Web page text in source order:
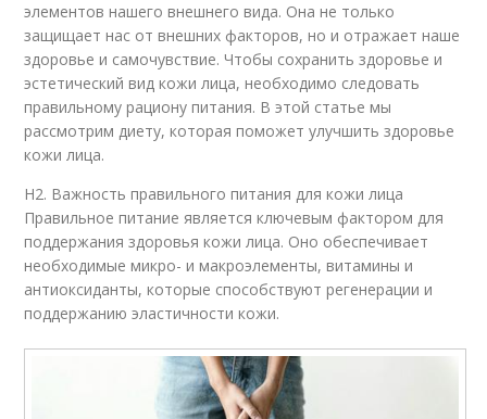
элементов нашего внешнего вида. Она не только
защищает нас от внешних факторов, но и отражает наше
здоровье и самочувствие. Чтобы сохранить здоровье и
эстетический вид кожи лица, необходимо следовать
правильному рациону питания. В этой статье мы
рассмотрим диету, которая поможет улучшить здоровье
кожи лица.
H2. Важность правильного питания для кожи лица
Правильное питание является ключевым фактором для
поддержания здоровья кожи лица. Оно обеспечивает
необходимые микро- и макроэлементы, витамины и
антиоксиданты, которые способствуют регенерации и
поддержанию эластичности кожи.